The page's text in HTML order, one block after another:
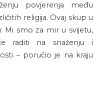
povjerenja među
religija. Ovaj skup u
Mi smo za mir u svijetu,
raditi na snaženju i
– poručio je na kraju